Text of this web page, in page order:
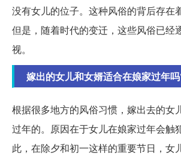
没有女儿的位子。这种风俗的背后存在
但是，随着时代的变迁，这些风俗已经
视。
嫁出的女儿和女婿适合在娘家过年
根据很多地方的风俗习惯，嫁出去的女
过年的。原因在于女儿在娘家过年会触
此，在除夕和初一这样的重要节日，女